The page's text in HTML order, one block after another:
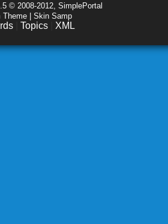
© 2008-2012, SimplePortal
| Skin Samp
Topics XML